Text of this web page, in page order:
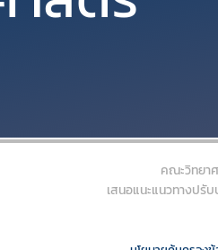
คณะวิทยา
เสนอแนะแนวทางปรั